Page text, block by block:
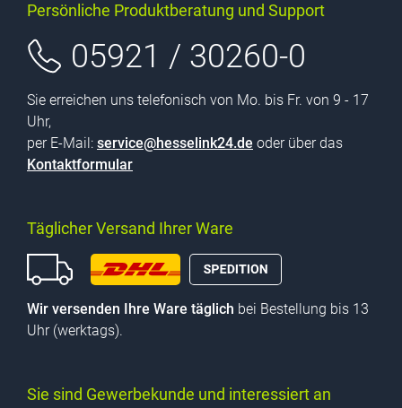
Persönliche Produktberatung und Support
05921 / 30260-0
Sie erreichen uns telefonisch von Mo. bis Fr. von 9 - 17
Uhr,
per E-Mail: service@hesselink24.de oder über das
Kontaktformular
Täglicher Versand Ihrer Ware
Wir versenden Ihre Ware täglich bei Bestellung bis 13
Uhr (werktags).
Sie sind Gewerbekunde und interessiert an